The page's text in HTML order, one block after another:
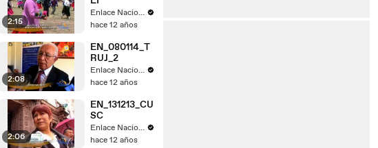
2:15
Enlace Nacional
hace 12 años
2:08
EN_080114_T
RUJ_2
Enlace Nacional
hace 12 años
2:06
EN_131213_CU
SC
Enlace Nacional
hace 12 años